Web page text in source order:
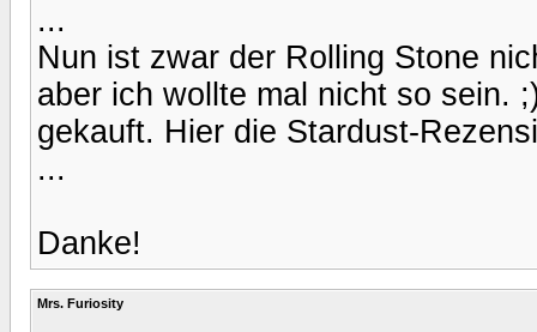
...
Nun ist zwar der Rolling Stone
aber ich wollte mal nicht so sein.
gekauft. Hier die Stardust-
...
Danke!
Mrs. Furiosity